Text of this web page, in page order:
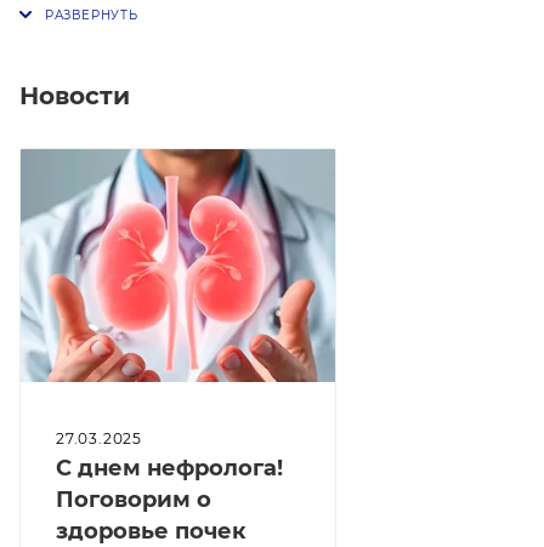
Новости
27.03.2025
С днем нефролога!
Поговорим о
здоровье почек